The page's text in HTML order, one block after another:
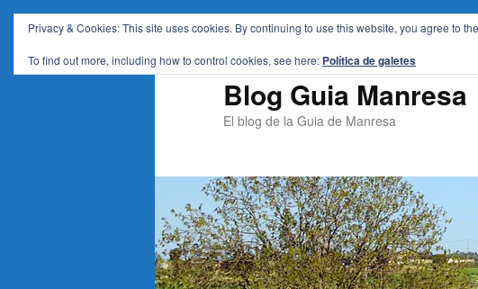
Aneu
al
contingut
Aneu
al
contingut
Blog Guia Manresa
El blog de la Guia de Manresa
Privacy & Cookies: This site uses cookies. By continuing to use this website, you agree to
To find out more, including how to control cookies, see here: Política de galetes